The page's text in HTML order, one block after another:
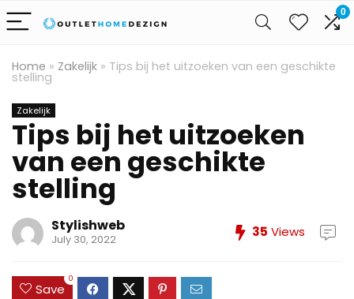
0
Home » Zakelijk » Tips bij het uitzoeken van een geschikte
stelling
Zakelijk
Tips bij het uitzoeken
van een geschikte
stelling
Stylishweb
July 30, 2022 35 Views
Save
0